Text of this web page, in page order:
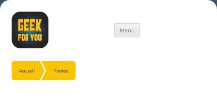
Menu
Aller
Accueil Photos